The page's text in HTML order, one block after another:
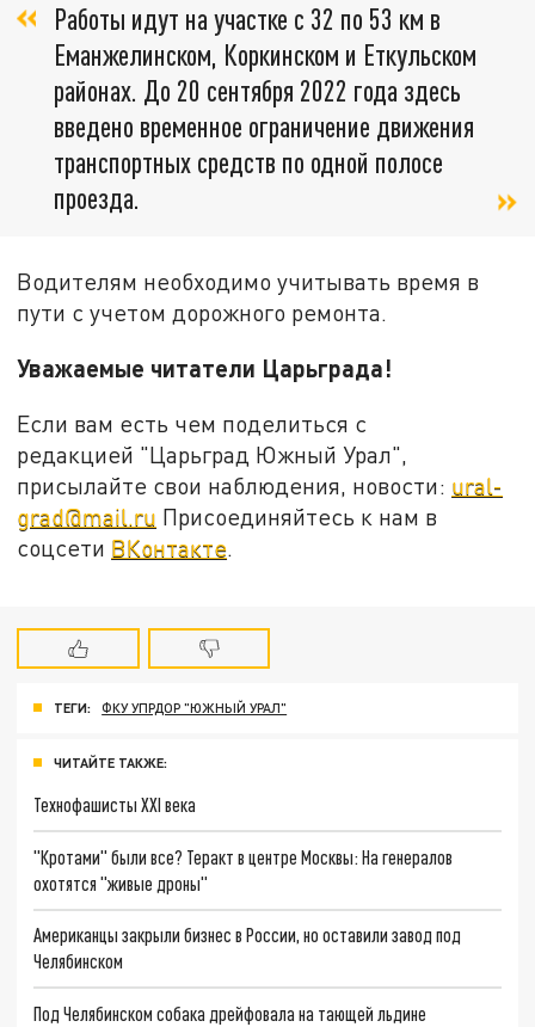
Работы идут на участке с 32 по 53 км в
Еманжелинском, Коркинском и Еткульском
районах. До 20 сентября 2022 года здесь
введено временное ограничение движения
транспортных средств по одной полосе
проезда.
Водителям необходимо учитывать время в
пути с учетом дорожного ремонта.
Уважаемые читатели Царьграда!
Если вам есть чем поделиться с
редакцией "Царьград Южный Урал",
присылайте свои наблюдения, новости: ural-
grad@mail.ru Присоединяйтесь к нам в
соцсети ВКонтакте.
ТЕГИ: ФКУ УПРДОР "ЮЖНЫЙ УРАЛ"
ЧИТАЙТЕ ТАКЖЕ:
Технофашисты XXI века
"Кротами" были все? Теракт в центре Москвы: На генералов
охотятся "живые дроны"
Американцы закрыли бизнес в России, но оставили завод под
Челябинском
Под Челябинском собака дрейфовала на тающей льдине